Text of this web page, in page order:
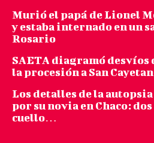
Murió el papá de Lionel
y estaba internado en un
Rosario
SAETA diagramó desvíos
la procesión a San
Los detalles de la
por su novia en Chaco:
cuello…